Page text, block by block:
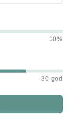
10%
30 god